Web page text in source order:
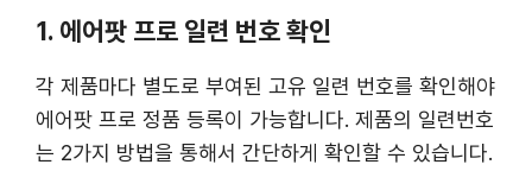
1. 에어팟 프로 일련 번호 확인
각 제품마다 별도로 부여된 고유 일련 번호를 확인해야
에어팟 프로 정품 등록이 가능합니다. 제품의 일련번호
는 2가지 방법을 통해서 간단하게 확인할 수 있습니다.